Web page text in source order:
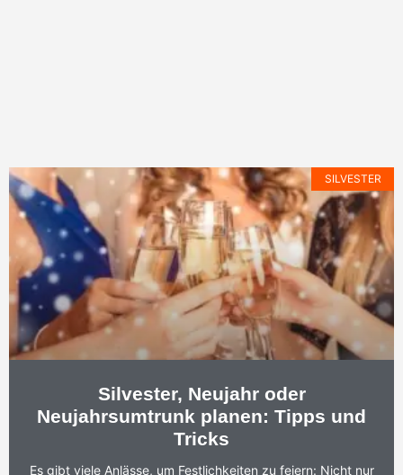
SILVESTER
Silvester, Neujahr oder
Neujahrsumtrunk planen: Tipps und
Tricks
Es gibt viele Anlässe, um Festlichkeiten zu feiern: Nicht nur